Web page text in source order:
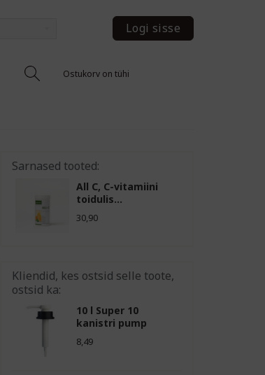
Logi sisse
Ostukorv on tühi
Sarnased tooted:
All C, C-vitamiini
toidulis...
30,90
Kliendid, kes ostsid selle toote,
ostsid ka:
10 l Super 10
kanistri pump
8,49